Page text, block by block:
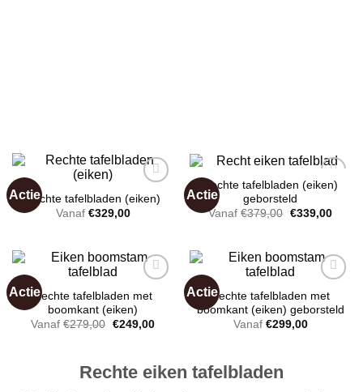
ActieRechte tafelbladen (eiken)
Vanaf €329,00
Actie
Rechte tafelbladen (eiken)
geborsteld
Vanaf €379,00 €339,00
Actie
Toevoegen
aan
Rechte tafelbladen met
boomkant (eiken)
Vanaf €279,00 Oorspronkelijke
€249,00Huidige
Actie
Toevoegen
Rechte tafelbladen met
boomkant (eiken) geborsteld
Vanaf €299,00
Rechte eiken tafelbladen